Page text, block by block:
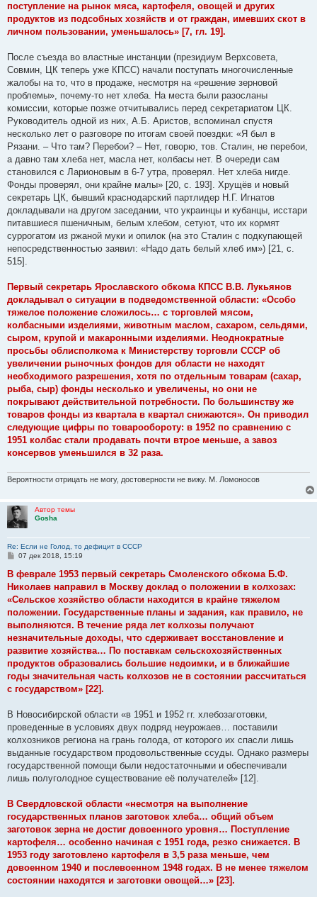
поступление на рынок мяса, картофеля, овощей и других
продуктов из подсобных хозяйств и от граждан, имевших скот в
личном пользовании, уменьшалось» [7, гл. 19].
После съезда во властные инстанции (президиум Верхсовета,
Совмин, ЦК теперь уже КПСС) начали поступать многочисленные
жалобы на то, что в продаже, несмотря на «решение зерновой
проблемы», почему-то нет хлеба. На места были разосланы
комиссии, которые позже отчитывались перед секретариатом ЦК.
Руководитель одной из них, А.Б. Аристов, вспоминал спустя
несколько лет о разговоре по итогам своей поездки: «Я был в
Рязани. – Что там? Перебои? – Нет, говорю, тов. Сталин, не перебои,
а давно там хлеба нет, масла нет, колбасы нет. В очереди сам
становился с Ларионовым в 6-7 утра, проверял. Нет хлеба нигде.
Фонды проверял, они крайне малы» [20, с. 193]. Хрущёв и новый
секретарь ЦК, бывший краснодарский партлидер Н.Г. Игнатов
докладывали на другом заседании, что украинцы и кубанцы, исстари
питавшиеся пшеничным, белым хлебом, сетуют, что их кормят
суррогатом из ржаной муки и опилок (на это Сталин с подкупающей
непосредственностью заявил: «Надо дать белый хлеб им») [21, c.
515].
Первый секретарь Ярославского обкома КПСС В.В. Лукьянов
докладывал о ситуации в подведомственной области: «Особо
тяжелое положение сложилось… с торговлей мясом,
колбасными изделиями, животным маслом, сахаром, сельдями,
сыром, крупой и макаронными изделиями. Неоднократные
просьбы облисполкома к Министерству торговли СССР об
увеличении рыночных фондов для области не находят
необходимого разрешения, хотя по отдельным товарам (сахар,
рыба, сыр) фонды несколько и увеличены, но они не
покрывают действительной потребности. По большинству же
товаров фонды из квартала в квартал снижаются». Он приводил
следующие цифры по товарообороту: в 1952 по сравнению с
1951 колбас стали продавать почти втрое меньше, а завоз
консервов уменьшился в 32 раза.
Вероятности отрицать не могу, достоверности не вижу. М. Ломоносов
Автор темы
Gosha
Re: Если не Голод, то дефицит в СССР
С
о
б
щ
е
и
е
07 дек 2018, 15:19
В феврале 1953 первый секретарь Смоленского обкома Б.Ф.
Николаев направил в Москву доклад о положении в колхозах:
«Сельское хозяйство области находится в крайне тяжелом
положении. Государственные планы и задания, как правило, не
выполняются. В течение ряда лет колхозы получают
незначительные доходы, что сдерживает восстановление и
развитие хозяйства… По поставкам сельскохозяйственных
продуктов образовались большие недоимки, и в ближайшие
годы значительная часть колхозов не в состоянии рассчитаться
с государством» [22].
В Новосибирской области «в 1951 и 1952 гг. хлебозаготовки,
проведенные в условиях двух подряд неурожаев… поставили
колхозников региона на грань голода, от которого их спасли лишь
выданные государством продовольственные ссуды. Однако размеры
государственной помощи были недостаточными и обеспечивали
лишь полуголодное существование её получателей» [12].
В Свердловской области «несмотря на выполнение
государственных планов заготовок хлеба… общий объем
заготовок зерна не достиг довоенного уровня… Поступление
картофеля… особенно начиная с 1951 года, резко снижается. В
1953 году заготовлено картофеля в 3,5 раза меньше, чем
довоенном 1940 и послевоенном 1948 годах. В не менее тяжелом
состоянии находятся и заготовки овощей…» [23].